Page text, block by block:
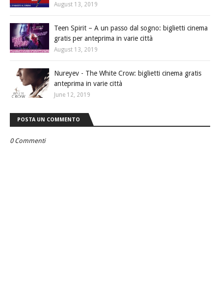
August 13, 2019
Teen Spirit – A un passo dal sogno: biglietti cinema
gratis per anteprima in varie città
August 13, 2019
Nureyev - The White Crow: biglietti cinema gratis
anteprima in varie città
June 12, 2019
POSTA UN COMMENTO
0 Commenti